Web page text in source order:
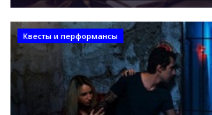
Квесты и перформансы